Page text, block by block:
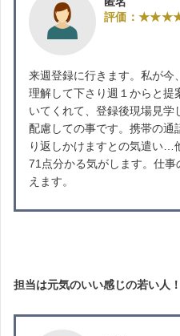
評価：
来週登録に行きます。私が今
理解して下さり週１からと提
いてくれて、登録後現場見学
配慮しての事です。携帯の通
り返しかけますとの気遣い…
71点分かる気がします。仕
えます。
担当は元気のいい感じの若い人！